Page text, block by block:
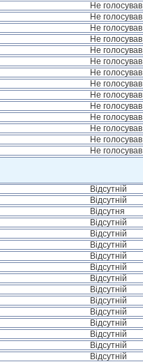
Не голосував
Не голосував
Не голосував
Не голосував
Не голосував
Не голосував
Не голосував
Не голосував
Не голосував
Не голосував
Не голосував
Не голосував
Не голосував
Не голосував
Відсутній
Відсутній
Відсутня
Відсутній
Відсутній
Відсутній
Відсутній
Відсутній
Відсутній
Відсутній
Відсутній
Відсутній
Відсутній
Відсутній
Відсутній
Відсутній